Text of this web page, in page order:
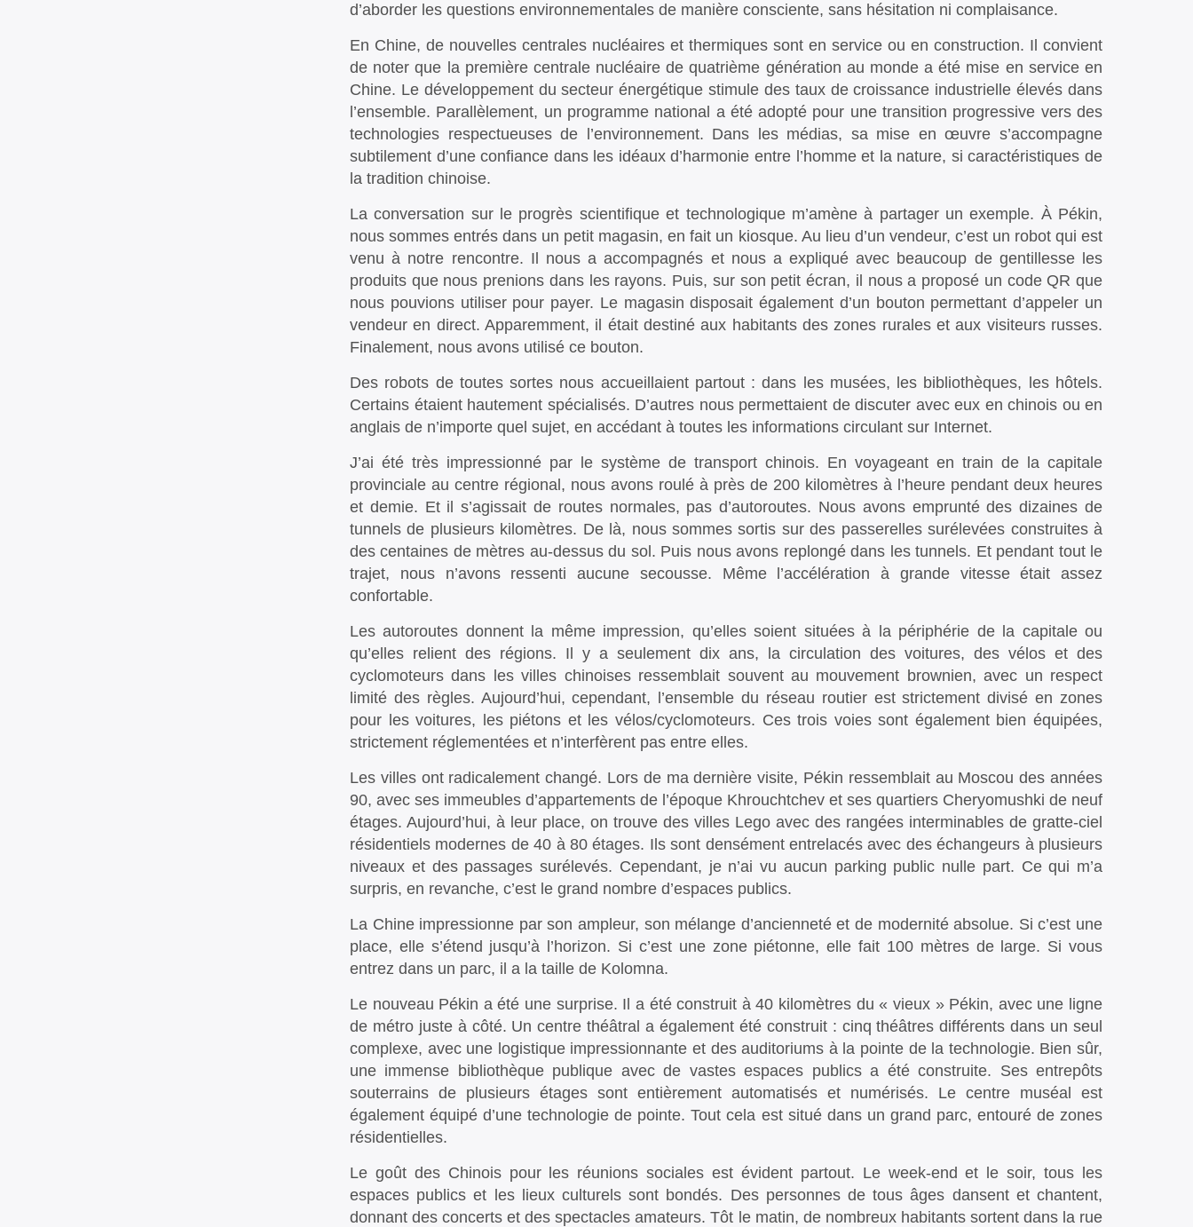
d’aborder les questions environnementales de manière consciente, sans hésitation ni complaisance.
En Chine, de nouvelles centrales nucléaires et thermiques sont en service ou en construction. Il convient
de noter que la première centrale nucléaire de quatrième génération au monde a été mise en service en
Chine. Le développement du secteur énergétique stimule des taux de croissance industrielle élevés dans
l’ensemble. Parallèlement, un programme national a été adopté pour une transition progressive vers des
technologies respectueuses de l’environnement. Dans les médias, sa mise en œuvre s’accompagne
subtilement d’une confiance dans les idéaux d’harmonie entre l’homme et la nature, si caractéristiques de
la tradition chinoise.
La conversation sur le progrès scientifique et technologique m’amène à partager un exemple. À Pékin,
nous sommes entrés dans un petit magasin, en fait un kiosque. Au lieu d’un vendeur, c’est un robot qui est
venu à notre rencontre. Il nous a accompagnés et nous a expliqué avec beaucoup de gentillesse les
produits que nous prenions dans les rayons. Puis, sur son petit écran, il nous a proposé un code QR que
nous pouvions utiliser pour payer. Le magasin disposait également d’un bouton permettant d’appeler un
vendeur en direct. Apparemment, il était destiné aux habitants des zones rurales et aux visiteurs russes.
Finalement, nous avons utilisé ce bouton.
Des robots de toutes sortes nous accueillaient partout : dans les musées, les bibliothèques, les hôtels.
Certains étaient hautement spécialisés. D’autres nous permettaient de discuter avec eux en chinois ou en
anglais de n’importe quel sujet, en accédant à toutes les informations circulant sur Internet.
J’ai été très impressionné par le système de transport chinois. En voyageant en train de la capitale
provinciale au centre régional, nous avons roulé à près de 200 kilomètres à l’heure pendant deux heures
et demie. Et il s’agissait de routes normales, pas d’autoroutes. Nous avons emprunté des dizaines de
tunnels de plusieurs kilomètres. De là, nous sommes sortis sur des passerelles surélevées construites à
des centaines de mètres au-dessus du sol. Puis nous avons replongé dans les tunnels. Et pendant tout le
trajet, nous n’avons ressenti aucune secousse. Même l’accélération à grande vitesse était assez
confortable.
Les autoroutes donnent la même impression, qu’elles soient situées à la périphérie de la capitale ou
qu’elles relient des régions. Il y a seulement dix ans, la circulation des voitures, des vélos et des
cyclomoteurs dans les villes chinoises ressemblait souvent au mouvement brownien, avec un respect
limité des règles. Aujourd’hui, cependant, l’ensemble du réseau routier est strictement divisé en zones
pour les voitures, les piétons et les vélos/cyclomoteurs. Ces trois voies sont également bien équipées,
strictement réglementées et n’interfèrent pas entre elles.
Les villes ont radicalement changé. Lors de ma dernière visite, Pékin ressemblait au Moscou des années
90, avec ses immeubles d’appartements de l’époque Khrouchtchev et ses quartiers Cheryomushki de neuf
étages. Aujourd’hui, à leur place, on trouve des villes Lego avec des rangées interminables de gratte-ciel
résidentiels modernes de 40 à 80 étages. Ils sont densément entrelacés avec des échangeurs à plusieurs
niveaux et des passages surélevés. Cependant, je n’ai vu aucun parking public nulle part. Ce qui m’a
surpris, en revanche, c’est le grand nombre d’espaces publics.
La Chine impressionne par son ampleur, son mélange d’ancienneté et de modernité absolue. Si c’est une
place, elle s’étend jusqu’à l’horizon. Si c’est une zone piétonne, elle fait 100 mètres de large. Si vous
entrez dans un parc, il a la taille de Kolomna.
Le nouveau Pékin a été une surprise. Il a été construit à 40 kilomètres du « vieux » Pékin, avec une ligne
de métro juste à côté. Un centre théâtral a également été construit : cinq théâtres différents dans un seul
complexe, avec une logistique impressionnante et des auditoriums à la pointe de la technologie. Bien sûr,
une immense bibliothèque publique avec de vastes espaces publics a été construite. Ses entrepôts
souterrains de plusieurs étages sont entièrement automatisés et numérisés. Le centre muséal est
également équipé d’une technologie de pointe. Tout cela est situé dans un grand parc, entouré de zones
résidentielles.
Le goût des Chinois pour les réunions sociales est évident partout. Le week-end et le soir, tous les
espaces publics et les lieux culturels sont bondés. Des personnes de tous âges dansent et chantent,
donnant des concerts et des spectacles amateurs. Tôt le matin, de nombreux habitants sortent dans la rue